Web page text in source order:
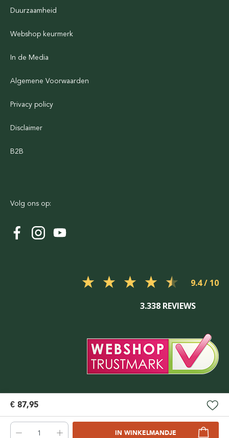
€ 87,95
IN WINKELMANDJE
Duurzaamheid
Webshop keurmerk
In de Media
Algemene Voorwaarden
Privacy policy
Disclaimer
B2B
Volg ons op:
9.4
3.338 REVIEWS